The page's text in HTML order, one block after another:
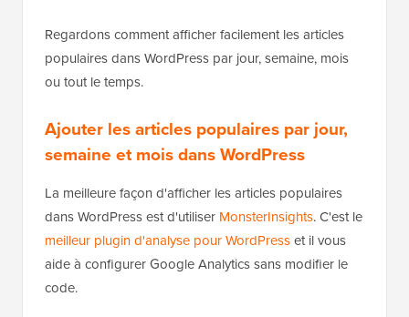
Regardons comment afficher facilement les articles
populaires dans WordPress par jour, semaine, mois
ou tout le temps.
Ajouter les articles populaires par jour,
semaine et mois dans WordPress
La meilleure façon d'afficher les articles populaires
dans WordPress est d'utiliser MonsterInsights. C'est le
meilleur plugin d'analyse pour WordPresset il vous
aide à configurer Google Analytics sans modifier le
code.